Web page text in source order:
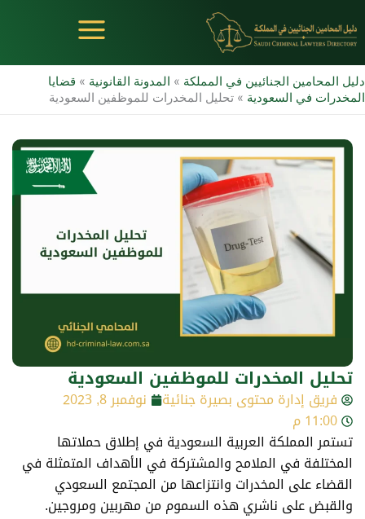
إلى
المحتوى
دليل المحامين الجنائيين في المملكة » المدونة القانونية » قضايا
المخدرات في السعودية » تحليل المخدرات للموظفين السعودية
تحليل المخدرات للموظفين السعودية
فريق إدارة محتوى بصيرة جنائية
نوفمبر 8, 2023
11:00 م
تستمر المملكة العربية السعودية في إطلاق حملاتها
المختلفة في الملامح والمشتركة في الأهداف المتمثلة في
القضاء على المخدرات وانتزاعها من المجتمع السعودي
والقبض على ناشري هذه السموم من مهربين ومروجين.